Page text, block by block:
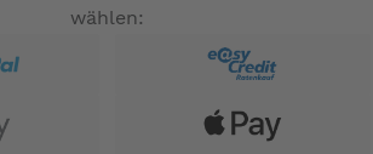
wählen: